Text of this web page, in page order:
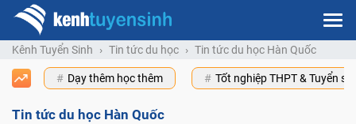
Kênh Tuyển Sinh Tin tức du học Tin tức du học Hàn Quốc
Dạy thêm học thêm Tốt nghiệp THPT & Tuyển
Tin tức du học Hàn Quốc